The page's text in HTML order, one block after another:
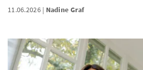
11.06.2026 Nadine Graf